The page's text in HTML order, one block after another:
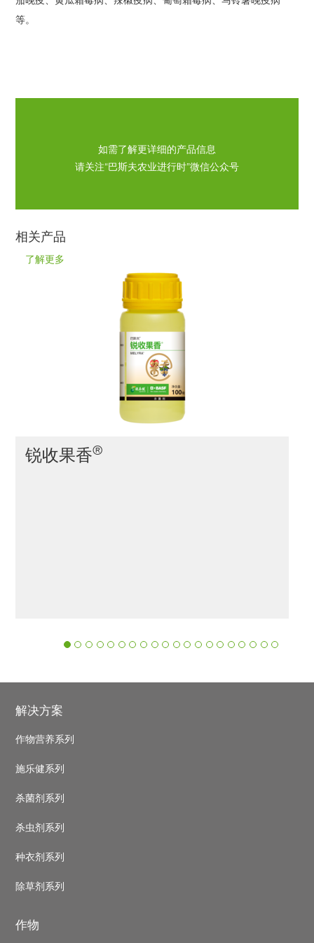
等。
如需了解更详细的产品信息
请关注“巴斯夫农业进行时”微信公众号
相关产品
锐收果香®
了解更多
Footer
解决方案
作物营养系列
施乐健系列
杀菌剂系列
杀虫剂系列
种衣剂系列
除草剂系列
作物